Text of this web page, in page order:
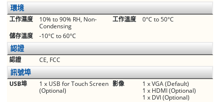
環境
工作濕度
10% to 90% RH, Non-
Condensing
工作溫度
0°C to 50°C
儲存溫度
-10°C to 60°C
認證
認證 CE, FCC
訊號埠
USB埠
1 x USB for Touch Screen
(Optional)
影像
1 x VGA (Default)
1 x HDMI (Optional)
1 x DVI (Optional)